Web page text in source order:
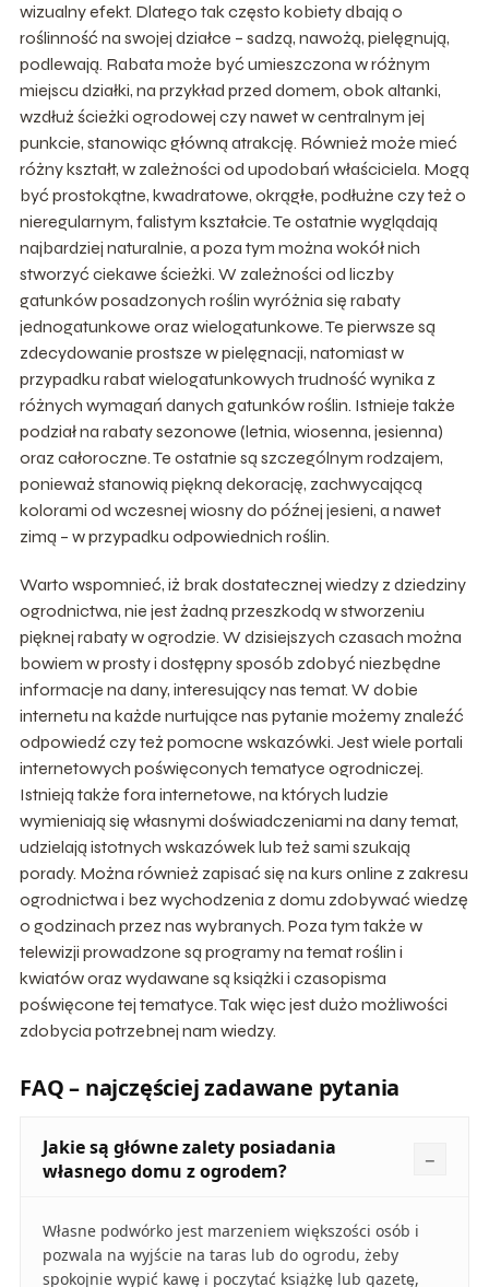
wizualny efekt. Dlatego tak często kobiety dbają o
roślinność na swojej działce – sadzą, nawożą, pielęgnują,
podlewają. Rabata może być umieszczona w różnym
miejscu działki, na przykład przed domem, obok altanki,
wzdłuż ścieżki ogrodowej czy nawet w centralnym jej
punkcie, stanowiąc główną atrakcję. Również może mieć
różny kształt, w zależności od upodobań właściciela. Mogą
być prostokątne, kwadratowe, okrągłe, podłużne czy też o
nieregularnym, falistym kształcie. Te ostatnie wyglądają
najbardziej naturalnie, a poza tym można wokół nich
stworzyć ciekawe ścieżki. W zależności od liczby
gatunków posadzonych roślin wyróżnia się rabaty
jednogatunkowe oraz wielogatunkowe. Te pierwsze są
zdecydowanie prostsze w pielęgnacji, natomiast w
przypadku rabat wielogatunkowych trudność wynika z
różnych wymagań danych gatunków roślin. Istnieje także
podział na rabaty sezonowe (letnia, wiosenna, jesienna)
oraz całoroczne. Te ostatnie są szczególnym rodzajem,
ponieważ stanowią piękną dekorację, zachwycającą
kolorami od wczesnej wiosny do późnej jesieni, a nawet
zimą – w przypadku odpowiednich roślin.
Warto wspomnieć, iż brak dostatecznej wiedzy z dziedziny
ogrodnictwa, nie jest żadną przeszkodą w stworzeniu
pięknej rabaty w ogrodzie. W dzisiejszych czasach można
bowiem w prosty i dostępny sposób zdobyć niezbędne
informacje na dany, interesujący nas temat. W dobie
internetu na każde nurtujące nas pytanie możemy znaleźć
odpowiedź czy też pomocne wskazówki. Jest wiele portali
internetowych poświęconych tematyce ogrodniczej.
Istnieją także fora internetowe, na których ludzie
wymieniają się własnymi doświadczeniami na dany temat,
udzielają istotnych wskazówek lub też sami szukają
porady. Można również zapisać się na kurs online z zakresu
ogrodnictwa i bez wychodzenia z domu zdobywać wiedzę
o godzinach przez nas wybranych. Poza tym także w
telewizji prowadzone są programy na temat roślin i
kwiatów oraz wydawane są książki i czasopisma
poświęcone tej tematyce. Tak więc jest dużo możliwości
zdobycia potrzebnej nam wiedzy.
FAQ – najczęściej zadawane pytania
Jakie są główne zalety posiadania
własnego domu z ogrodem?
Własne podwórko jest marzeniem większości osób i
pozwala na wyjście na taras lub do ogrodu, żeby
spokojnie wypić kawę i poczytać książkę lub gazetę,